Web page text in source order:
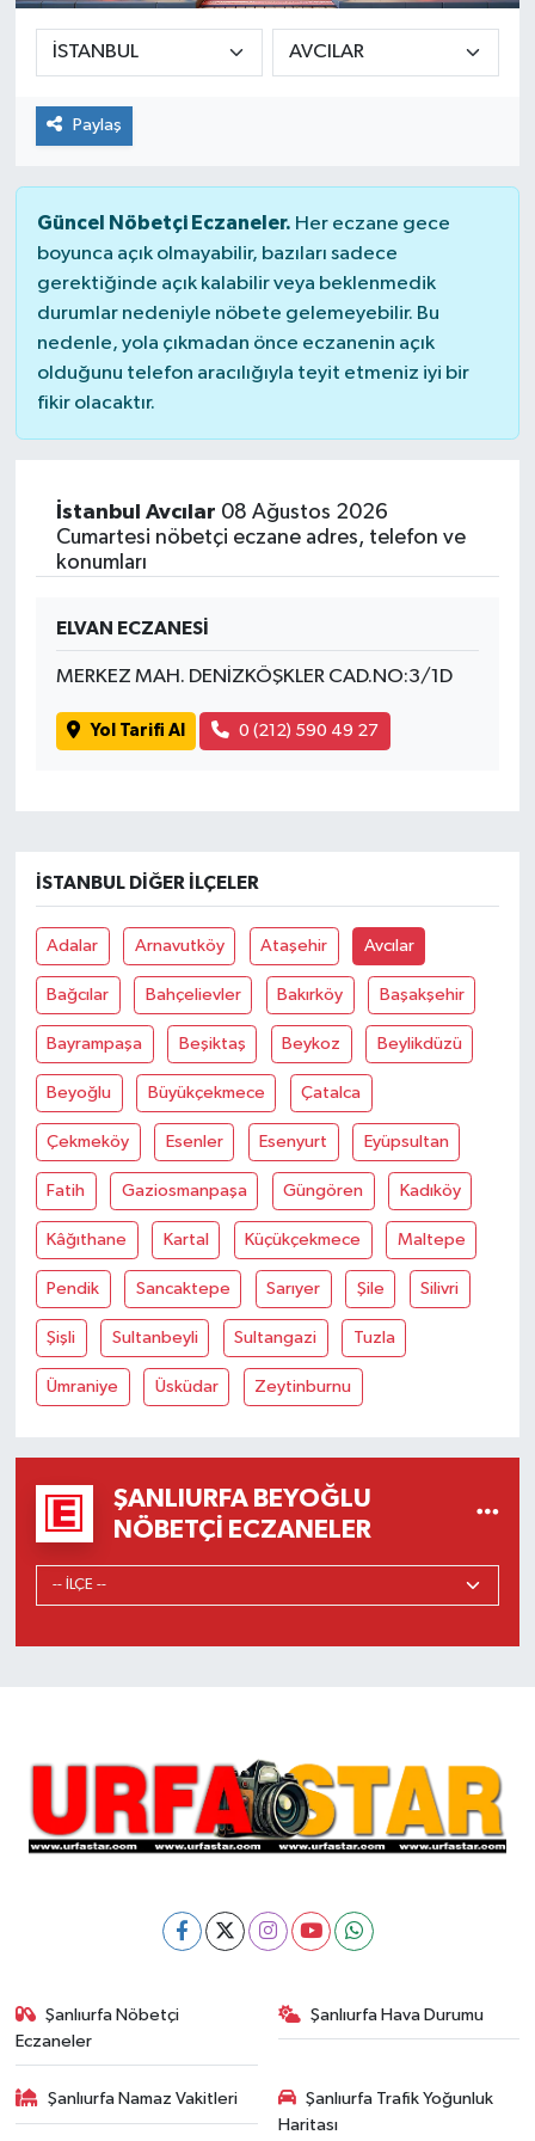
Paylaş
Güncel Nöbetçi Eczaneler. Her eczane gece
boyunca açık olmayabilir, bazıları sadece
gerektiğinde açık kalabilir veya beklenmedik
durumlar nedeniyle nöbete gelemeyebilir. Bu
nedenle, yola çıkmadan önce eczanenin açık
olduğunu telefon aracılığıyla teyit etmeniz iyi bir
fikir olacaktır.
İstanbul Avcılar 08 Ağustos 2026
Cumartesi nöbetçi eczane adres, telefon ve
konumları
ELVAN ECZANESİ
MERKEZ MAH. DENİZKÖŞKLER CAD.NO:3/1D
Yol Tarifi Al 0 (212) 590 49 27
İSTANBUL DIĞER İLÇELER
Adalar Arnavutköy Ataşehir Avcılar
Bağcılar Bahçelievler Bakırköy Başakşehir
Bayrampaşa Beşiktaş Beykoz Beylikdüzü
Beyoğlu Büyükçekmece Çatalca
Çekmeköy Esenler Esenyurt Eyüpsultan
Fatih Gaziosmanpaşa Güngören Kadıköy
Kâğıthane Kartal Küçükçekmece Maltepe
Pendik Sancaktepe Sarıyer Şile Silivri
Şişli Sultanbeyli Sultangazi Tuzla
Ümraniye Üsküdar Zeytinburnu
ŞANLIURFA BEYOĞLU
NÖBETÇI ECZANELER
Şanlıurfa Nöbetçi
Eczaneler
Şanlıurfa Hava Durumu
Şanlıurfa Namaz Vakitleri
Şanlıurfa Trafik Yoğunluk
Haritası